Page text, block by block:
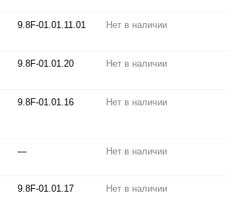
9.8F-01.01.11.01 Нет в наличии
9.8F-01.01.20 Нет в наличии
9.8F-01.01.16 Нет в наличии
— Нет в наличии
9.8F-01.01.17 Нет в наличии